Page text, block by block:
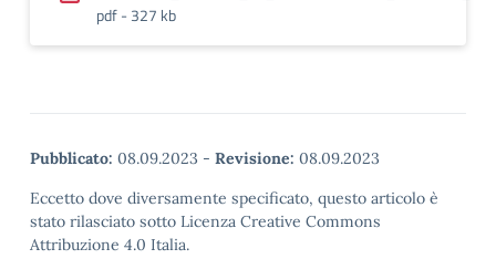
pdf - 327 kb
Pubblicato: 08.09.2023 - Revisione: 08.09.2023
Eccetto dove diversamente specificato, questo articolo è
stato rilasciato sotto Licenza Creative Commons
Attribuzione 4.0 Italia.